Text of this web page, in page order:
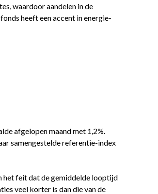
waardoor aandelen in de
heeft een accent in energie-
afgelopen maand met 1,2%.
samengestelde referentie-index
het feit dat de gemiddelde looptijd
veel korter is dan die van de